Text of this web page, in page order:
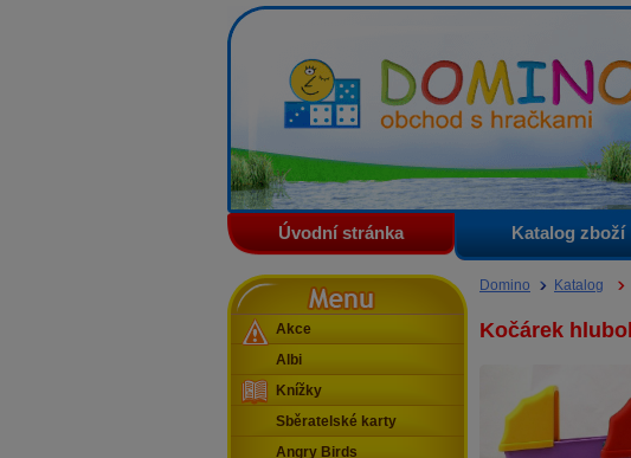
Domino - obchod s hračkami
Úvodní stránka Katalog zboží
Domino Katalog
Kočárek
Menu
Akce
Albi
Knížky
Sběratelské karty
Angry Birds